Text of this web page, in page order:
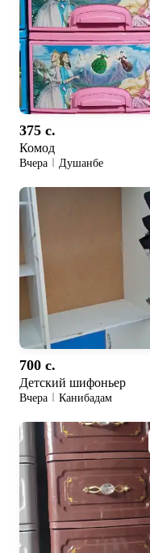
375 c.
Комод
Вчера Душанбе
700 c.
Детский шифоньер
Вчера Канибадам